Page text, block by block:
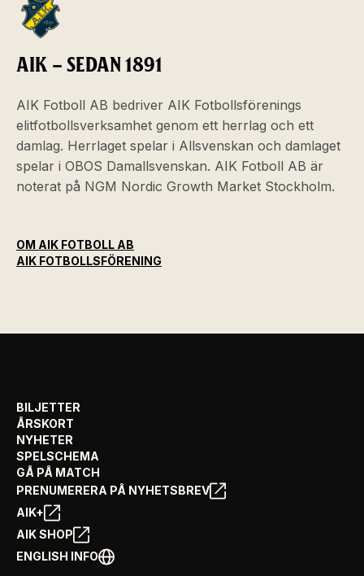
AIK – SEDAN 1891
AIK Fotboll AB bedriver AIK Fotbollsförenings
elitfotbollsverksamhet genom ett herrlag och ett
damlag. Herrlaget spelar i Allsvenskan och damlaget
spelar i OBOS Damallsvenskan. AIK Fotboll AB är
noterat på NGM Nordic Growth Market Stockholm.
OM AIK FOTBOLL AB
AIK FOTBOLLSFÖRENING
BILJETTER
ÅRSKORT
NYHETER
SPELSCHEMA
GÅ PÅ MATCH
PRENUMERERA PÅ NYHETSBREV
AIK+
AIK SHOP
ENGLISH INFO